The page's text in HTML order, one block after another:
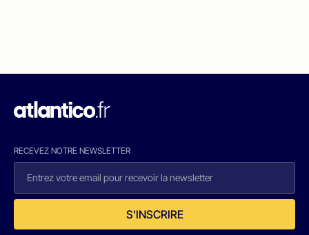
RECEVEZ NOTRE NEWSLETTER
S'INSCRIRE